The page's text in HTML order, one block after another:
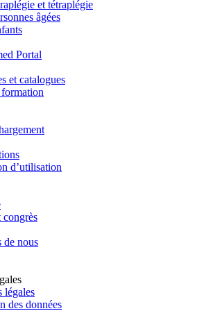
et tétraplégie
âgées
Portal
et catalogues
d’utilisation
congrès
de nous
légales
des données